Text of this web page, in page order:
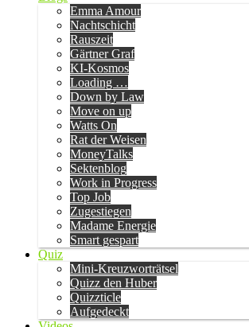
Emma Amour
Nachtschicht
Rauszeit
Gärtner Graf
KI-Kosmos
Loading …
Down by Law
Move on up
Watts On
Rat der Weisen
MoneyTalks
Sektenblog
Work in Progress
Top Job
Zugestiegen
Madame Energie
Smart gespart
Quiz
Mini-Kreuzworträtsel
Quizz den Huber
Quizzticle
Aufgedeckt